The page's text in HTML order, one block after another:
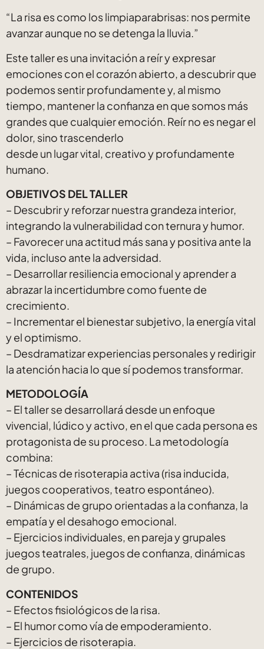
“La risa es como los limpiaparabrisas: nos permite
avanzar aunque no se detenga la lluvia.”
Este taller es una invitación a reír y expresar
emociones con el corazón abierto, a descubrir que
podemos sentir profundamente y, al mismo
tiempo, mantener la confianza en que somos más
grandes que cualquier emoción. Reír no es negar el
dolor, sino trascenderlo
desde un lugar vital, creativo y profundamente
humano.
OBJETIVOS DEL TALLER
– Descubrir y reforzar nuestra grandeza interior,
integrando la vulnerabilidad con ternura y humor.
– Favorecer una actitud más sana y positiva ante la
vida, incluso ante la adversidad.
– Desarrollar resiliencia emocional y aprender a
abrazar la incertidumbre como fuente de
crecimiento.
– Incrementar el bienestar subjetivo, la energía vital
y el optimismo.
– Desdramatizar experiencias personales y redirigir
la atención hacia lo que sí podemos transformar.
METODOLOGÍA
– El taller se desarrollará desde un enfoque
vivencial, lúdico y activo, en el que cada persona es
protagonista de su proceso. La metodología
combina:
– Técnicas de risoterapia activa (risa inducida,
juegos cooperativos, teatro espontáneo).
– Dinámicas de grupo orientadas a la confianza, la
empatía y el desahogo emocional.
– Ejercicios individuales, en pareja y grupales
juegos teatrales, juegos de confianza, dinámicas
de grupo.
CONTENIDOS
– Efectos fisiológicos de la risa.
– El humor como vía de empoderamiento.
– Ejercicios de risoterapia.